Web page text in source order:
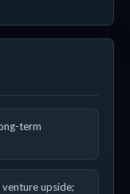
term
upside;